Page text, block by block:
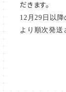
だきます。
12月29日以
より順次発送